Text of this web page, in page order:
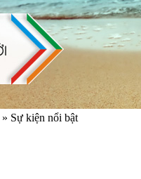
» Sự kiện nổi bật